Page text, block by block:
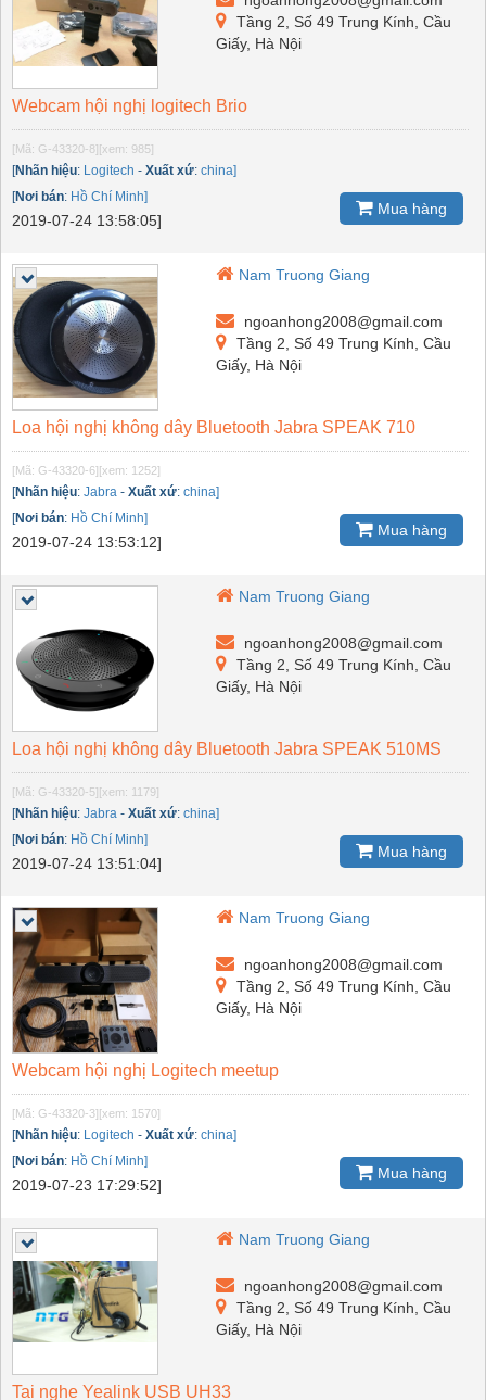
Tầng 2, Số 49 Trung Kính, Cầu
Giấy, Hà Nội
Webcam hội nghị logitech Brio
[Mã: G-43320-8] [xem: 985]
[Nhãn hiệu: Logitech - Xuất xứ: china]
[Nơi bán: Hồ Chí Minh]
2019-07-24 13:58:05]
Mua hàng
Nam Truong Giang
ngoanhong2008@gmail.com
Tầng 2, Số 49 Trung Kính, Cầu
Giấy, Hà Nội
Loa hội nghị không dây Bluetooth Jabra SPEAK 710
[Mã: G-43320-6] [xem: 1252]
[Nhãn hiệu: Jabra - Xuất xứ: china]
[Nơi bán: Hồ Chí Minh]
2019-07-24 13:53:12]
Mua hàng
Nam Truong Giang
ngoanhong2008@gmail.com
Tầng 2, Số 49 Trung Kính, Cầu
Giấy, Hà Nội
Loa hội nghị không dây Bluetooth Jabra SPEAK 510MS
[Mã: G-43320-5] [xem: 1179]
[Nhãn hiệu: Jabra - Xuất xứ: china]
[Nơi bán: Hồ Chí Minh]
2019-07-24 13:51:04]
Mua hàng
Nam Truong Giang
ngoanhong2008@gmail.com
Tầng 2, Số 49 Trung Kính, Cầu
Giấy, Hà Nội
Webcam hội nghị Logitech meetup
[Mã: G-43320-3] [xem: 1570]
[Nhãn hiệu: Logitech - Xuất xứ: china]
[Nơi bán: Hồ Chí Minh]
2019-07-23 17:29:52]
Mua hàng
Nam Truong Giang
ngoanhong2008@gmail.com
Tầng 2, Số 49 Trung Kính, Cầu
Giấy, Hà Nội
Tai nghe Yealink USB UH33